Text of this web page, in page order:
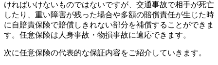
ければいけないものではないですが、交通事故で相手が死亡
したり、重い障害が残った場合や多額の賠償責任が生じた時
に自賠責保険で賠償しきれない部分を補償することができま
す。任意保険は人身事故・物損事故に適応できます。
次に任意保険の代表的な保証内容をご紹介していきます。